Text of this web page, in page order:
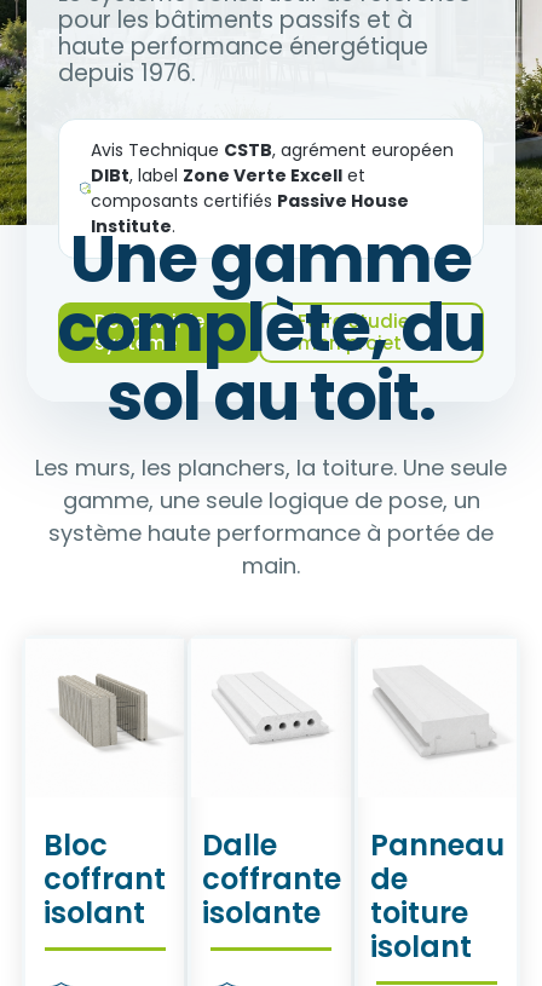
pour les bâtiments passifs et à
haute performance énergétique
depuis 1976.
Avis Technique CSTB, agrément européen
DIBt, label Zone Verte Excell et
composants certifiés Passive House
Institute.
Découvrir le
système
Faire étudier
mon projet
Une gamme
complète, du
sol au toit.
Les murs, les planchers, la toiture. Une seule
gamme, une seule logique de pose, un
système haute performance à portée de
main.
Bloc
coffrant
isolant
Dalle
coffrante
isolante
Panneau
de
toiture
isolant